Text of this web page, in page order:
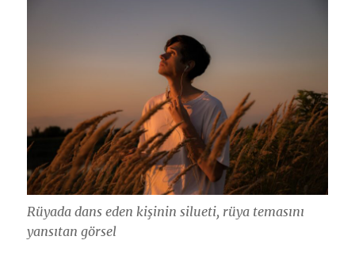
Rüyada dans eden kişinin silueti, rüya temasını
yansıtan görsel